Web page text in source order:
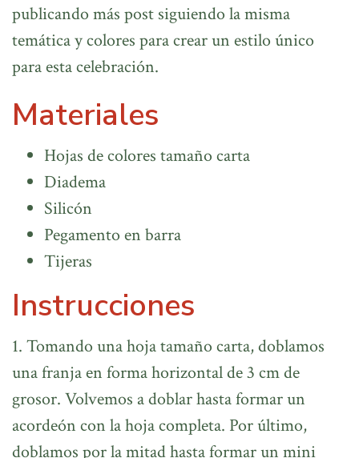
publicando más post siguiendo la misma
temática y colores para crear un estilo único
para esta celebración.
Materiales
Hojas de colores tamaño carta
Diadema
Silicón
Pegamento en barra
Tijeras
Instrucciones
1. Tomando una hoja tamaño carta, doblamos
una franja en forma horizontal de 3 cm de
grosor. Volvemos a doblar hasta formar un
acordeón con la hoja completa. Por último,
doblamos por la mitad hasta formar un mini